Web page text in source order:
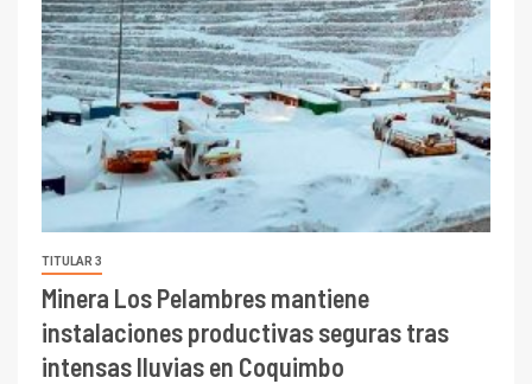
TITULAR 3
Minera Los Pelambres mantiene
instalaciones productivas seguras tras
intensas lluvias en Coquimbo